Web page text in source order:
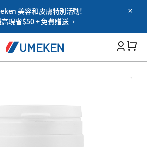
美容和皮膚特別活動!
高現省$50 + 免費贈送